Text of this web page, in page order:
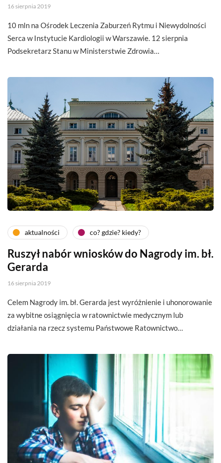
16 sierpnia 2019
10 mln na Ośrodek Leczenia Zaburzeń Rytmu i Niewydolności
Serca w Instytucie Kardiologii w Warszawie. 12 sierpnia
Podsekretarz Stanu w Ministerstwie Zdrowia…
aktualności co? gdzie? kiedy?
Ruszył nabór wniosków do Nagrody im. bł.
Gerarda
16 sierpnia 2019
Celem Nagrody im. bł. Gerarda jest wyróżnienie i uhonorowanie
za wybitne osiągnięcia w ratownictwie medycznym lub
działania na rzecz systemu Państwowe Ratownictwo…